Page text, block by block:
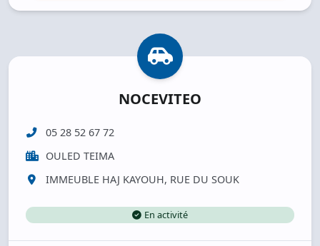
NOCEVITEO
05 28 52 67 72
OULED TEIMA
IMMEUBLE HAJ KAYOUH, RUE DU SOUK
En activité